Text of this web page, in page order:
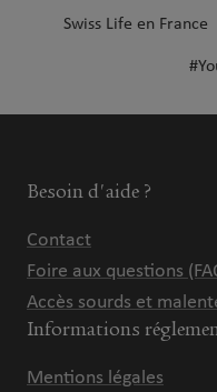
Swiss Life en France
Besoin d'aide ?
Contact
Foire aux questions
Accès sourds et
Informations
Mentions légales